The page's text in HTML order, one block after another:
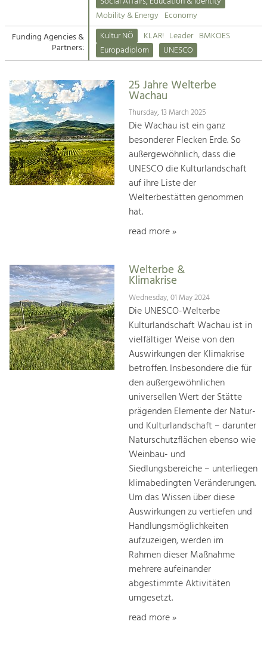
Suche
Impressum
Kontakt
Tourism
Offer Development and Positioning
Art & Culture
Crafts, Science and Research.
Social Affairs, Education
& Identity
Equality, Youth and Integration.
Climate Change, Public Transport and
Increase in Regional Value Added.
Mobility & Energy Economy
Funding Agencies &
Partners:
Kultur NÖ KLAR! Leader BMKOES
Europadiplom
UNESCO
25 Jahre Welterbe
Wachau
Thursday, 13 March 2025
Die Wachau ist ein ganz
besonderer Flecken Erde. So
außergewöhnlich, dass die
UNESCO die Kulturlandschaft
auf ihre Liste der
Welterbestätten genommen
hat.
read more »
Welterbe &
Klimakrise
Wednesday, 01 May 2024
Die UNESCO-Welterbe
Kulturlandschaft Wachau ist in
vielfältiger Weise von den
Auswirkungen der Klimakrise
betroffen. Insbesondere die für
den außergewöhnlichen
universellen Wert der Stätte
prägenden Elemente der Natur-
und Kulturlandschaft – darunter
Naturschutzflächen ebenso wie
Weinbau- und
Siedlungsbereiche – unterliegen
klimabedingten Veränderungen.
Um das Wissen über diese
Auswirkungen zu vertiefen und
Handlungsmöglichkeiten
aufzuzeigen, werden im
Rahmen dieser Maßnahme
mehrere aufeinander
abgestimmte Aktivitäten
umgesetzt.
read more »